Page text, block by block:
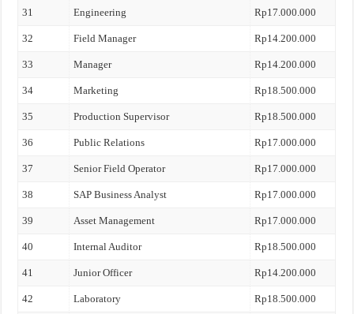
31 Engineering Rp17.000.000
32 Field Manager Rp14.200.000
33 Manager Rp14.200.000
34 Marketing Rp18.500.000
35 Production Supervisor Rp18.500.000
36 Public Relations Rp17.000.000
37 Senior Field Operator Rp17.000.000
38 SAP Business Analyst Rp17.000.000
39 Asset Management Rp17.000.000
40 Internal Auditor Rp18.500.000
41 Junior Officer Rp14.200.000
42 Laboratory Rp18.500.000